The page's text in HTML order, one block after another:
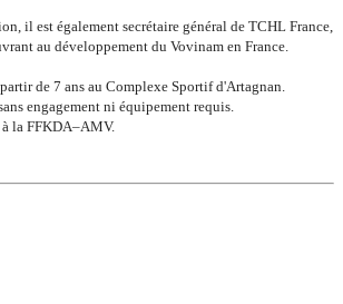
il est également secrétaire général de TCHL France,
au développement du Vovinam en France.
de 7 ans au Complexe Sportif d'Artagnan.
engagement ni équipement requis.
la FFKDA–AMV.